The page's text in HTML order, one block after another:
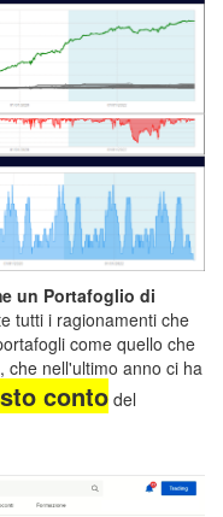
un Portafoglio di
tutti i ragionamenti che
come quello che
, che nell'ultimo anno ci ha
conto del